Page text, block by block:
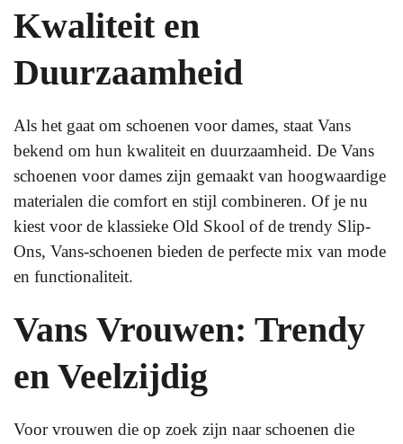
Kwaliteit en
Duurzaamheid
Als het gaat om schoenen voor dames, staat Vans
bekend om hun kwaliteit en duurzaamheid. De Vans
schoenen voor dames zijn gemaakt van hoogwaardige
materialen die comfort en stijl combineren. Of je nu
kiest voor de klassieke Old Skool of de trendy Slip-
Ons, Vans-schoenen bieden de perfecte mix van mode
en functionaliteit.
Vans Vrouwen: Trendy
en Veelzijdig
Voor vrouwen die op zoek zijn naar schoenen die